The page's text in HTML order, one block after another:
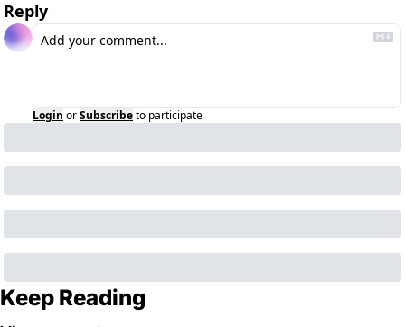
Reply
Login orSubscribeto participate
Keep Reading